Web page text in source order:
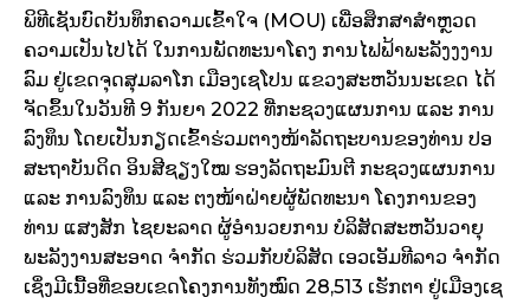
ພິທີເຊັນບົດບັນທຶກຄວາມເຂົ້າໃຈ (MOU) ເພື່ອສຶກສາສໍາຫຼວດ
ຄວາມເປັນໄປໄດ້ ໃນການພັດທະນາໂຄງ ການໄຟຟ້າພະລັງງງານ
ລົມ ຢູ່ເຂດຈຸດສຸມລາໂກ ເມືອງເຊໂປນ ແຂວງສະຫວັນນະເຂດ ໄດ້
ຈັດຂຶ້ນໃນວັນທີ 9 ກັນຍາ 2022 ທີ່ກະຊວງແຜນການ ແລະ ການ
ລົງທຶນ ໂດຍເປັນກຽດເຂົ້າຮ່ວມຕາງໜ້າລັດຖະບານຂອງທ່ານ ປອ
ສະຖາບັນດິດ ອິນສີຊຽງໃໝ ຮອງລັດຖະມົນຕີ ກະຊວງແຜນການ
ແລະ ການລົງທຶນ ແລະ ຕງໜ້າຝ່າຍຜູ້ພັດທະນາ ໂຄງການຂອງ
ທ່ານ ແສງສັກ ໄຊຍະລາດ ຜູ້ອໍານວຍການ ບໍລິສັດສະຫວັນວາຍຸ
ພະລັງງານສະອາດ ຈໍາກັດ ຮ່ວມກັບບໍລິສັດ ເອວເອັມທີລາວ ຈໍາກັດ
ເຊິ່ງມີເນື້ອທີ່ຂອບເຂດໂຄງການທັງໝົດ 28,513 ເຮັກຕາ ຢູ່ເມືອງເຊ